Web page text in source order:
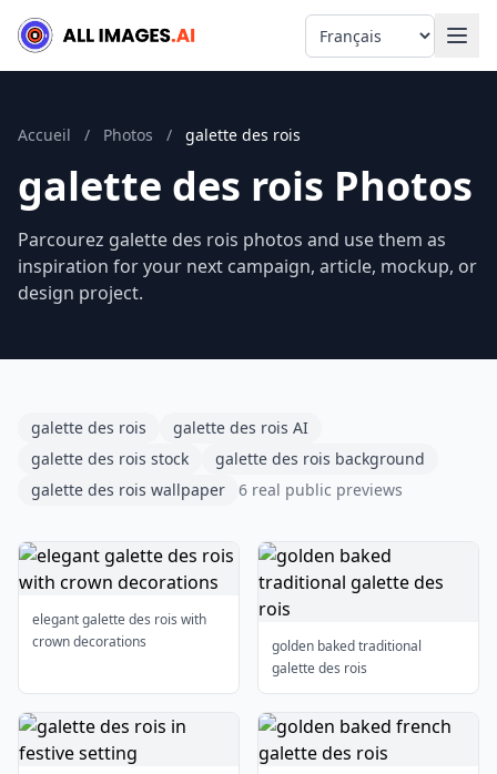
Language
Accueil / Photos / galette des rois
galette des rois Photos
Parcourez galette des rois photos and use them as
inspiration for your next campaign, article, mockup, or
design project.
galette des rois
galette des rois AI
galette des rois stock
galette des rois background
galette des rois wallpaper
6 real public previews
elegant galette des rois with
crown decorations
golden baked traditional
galette des rois